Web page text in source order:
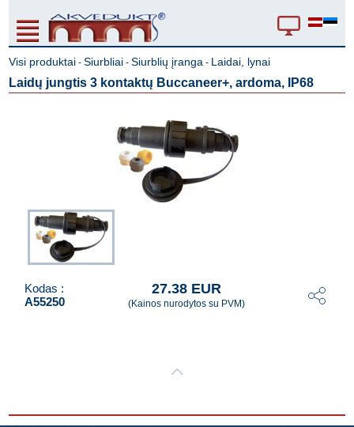
Visi produktai -Siurbliai -Siurblių įranga - Laidai, lynai
Laidų jungtis 3 kontaktų Buccaneer+, ardoma, IP68
Kodas :
A55250
27.38 EUR
(Kainos nurodytos su PVM)